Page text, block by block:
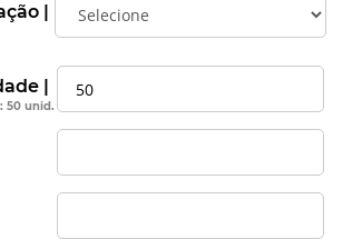
|
|
50 unid.